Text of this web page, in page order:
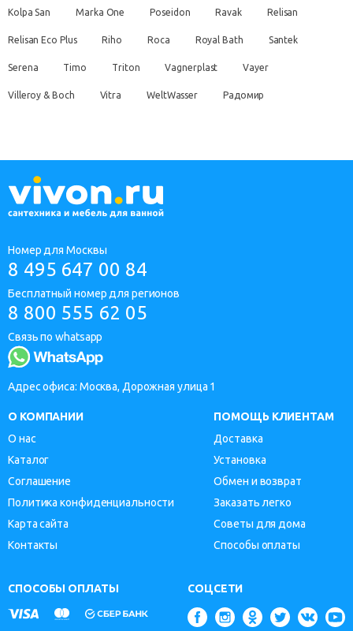
Kolpa San Marka One Poseidon Ravak Relisan
Relisan Eco Plus Riho Roca Royal Bath Santek
Serena Timo Triton Vagnerplast Vayer
Villeroy & Boch Vitra WeltWasser Радомир
Номер для Москвы
8 495 647 00 84
Бесплатный номер для регионов
8 800 555 62 05
Связь по whatsapp
Адрес офиса: Москва, Дорожная улица 1
О КОМПАНИИ
О нас
Каталог
Соглашение
Политика конфиденциальности
Карта сайта
Контакты
ПОМОЩЬ КЛИЕНТАМ
Доставка
Установка
Обмен и возврат
Заказать легко
Советы для дома
Способы оплаты
СПОСОБЫ ОПЛАТЫ СОЦСЕТИ